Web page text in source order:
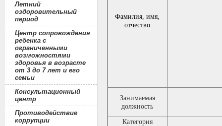
Летний
оздоровительный
период
Центр сопровождения
ребенка с
ограниченными
возможностями
здоровья в возрасте
от 3 до 7 лет и его
семьи
Консультационный
центр
Противодействие
коррупции
Фамилия, имя,
отчество
Занимаемая
должность
Категория